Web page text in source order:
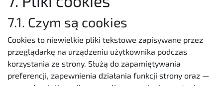
7.1. Czym są cookies
Cookies to niewielkie pliki tekstowe zapisywane przez
przeglądarkę na urządzeniu użytkownika podczas
korzystania ze strony. Służą do zapamiętywania
preferencji, zapewnienia działania funkcji strony oraz —